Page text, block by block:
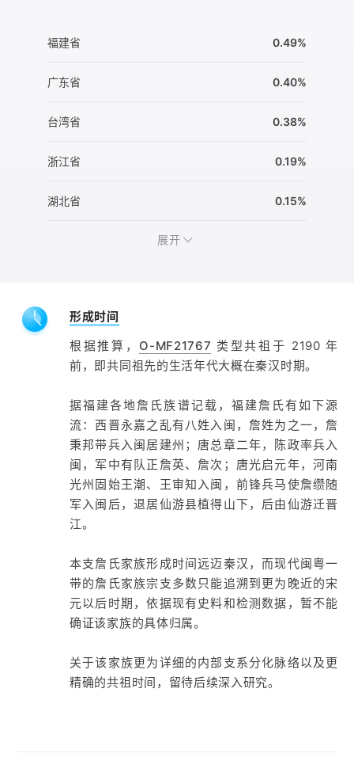
福建省 0.49%
广东省 0.40%
台湾省 0.38%
浙江省 0.19%
湖北省 0.15%
展开
形成时间
根据推算， O-MF21767 类型共祖于 2190 年
前，即共同祖先的生活年代大概在秦汉时期。
据福建各地詹氏族谱记载，福建詹氏有如下源
流：西晋永嘉之乱有八姓入闽，詹姓为之一，詹
秉邦带兵入闽居建州；唐总章二年，陈政率兵入
闽，军中有队正詹英、詹次；唐光启元年，河南
光州固始王潮、王审知入闽，前锋兵马使詹缵随
军入闽后，退居仙游县植得山下，后由仙游迁晋
江。
本支詹氏家族形成时间远迈秦汉，而现代闽粤一
带的詹氏家族宗支多数只能追溯到更为晚近的宋
元以后时期，依据现有史料和检测数据，暂不能
确证该家族的具体归属。
关于该家族更为详细的内部支系分化脉络以及更
精确的共祖时间，留待后续深入研究。